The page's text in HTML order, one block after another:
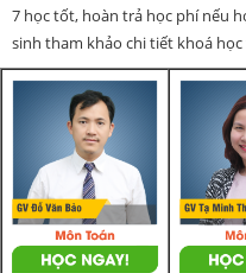
7 học tốt, hoàn trả học phí nếu
sinh tham khảo chi tiết khoá học